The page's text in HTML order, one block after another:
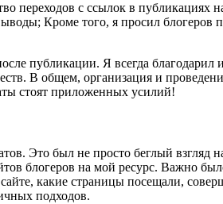
переходов с ссылок в публикациях
Кроме того, я просил блогеров
публикации. Я всегда благодарил
В общем, организация и
стоят приложенных усилий!
Это был не просто беглый взгляд
блогеров на мой ресурс. Важно
какие страницы посещали,
подходов.